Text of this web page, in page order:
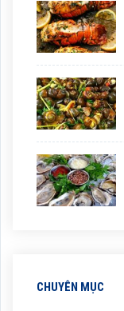
CHUYÊN MỤC